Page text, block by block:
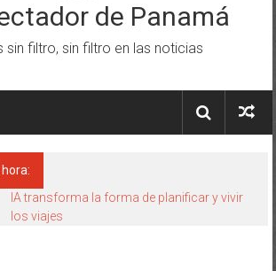
de Panamá
sin filtro, sin filtro en las noticias
IA transforma la forma de planificar y vivir
los viajes